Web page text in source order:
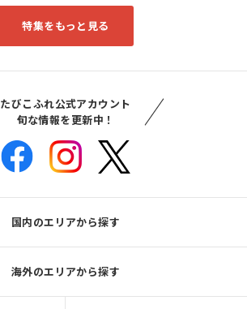
特集をもっと見る
たびこふれ公式アカウント
旬な情報を更新中！
国内のエリアから探す
海外のエリアから探す